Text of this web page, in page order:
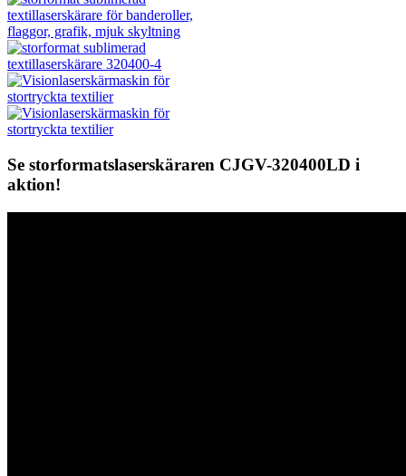
Se storformatslaserskäraren CJGV-320400LD i
aktion!